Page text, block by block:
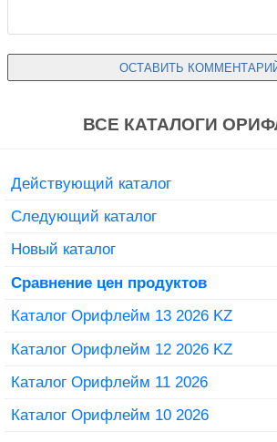
ВСЕ КАТАЛОГИ
Действующий каталог
Следующий каталог
Новый каталог
Сравнение цен продуктов
Каталог Орифлейм 13 2026 KZ
Каталог Орифлейм 12 2026 KZ
Каталог Орифлейм 11 2026
Каталог Орифлейм 10 2026